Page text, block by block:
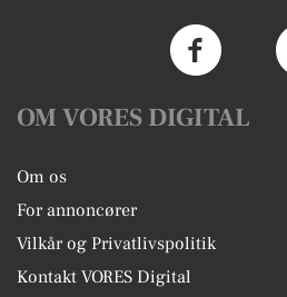
OM VORES DIGITAL
Om os
For annoncører
Vilkår og Privatlivspolitik
Kontakt VORES Digital